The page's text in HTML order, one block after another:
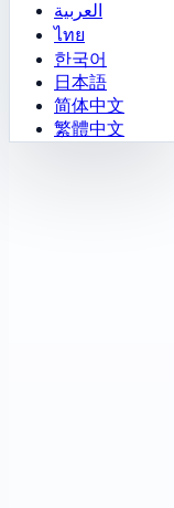
العربية
ไทย
한국어
日本語
简体中文
繁體中文